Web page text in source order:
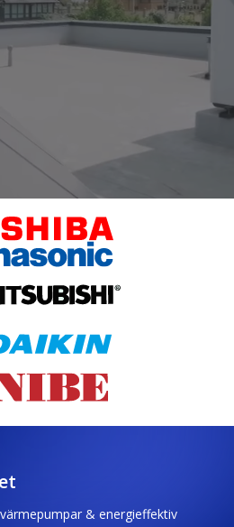
& energieffektiv